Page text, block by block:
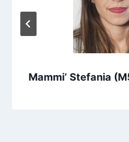
Mammi’ Stefania